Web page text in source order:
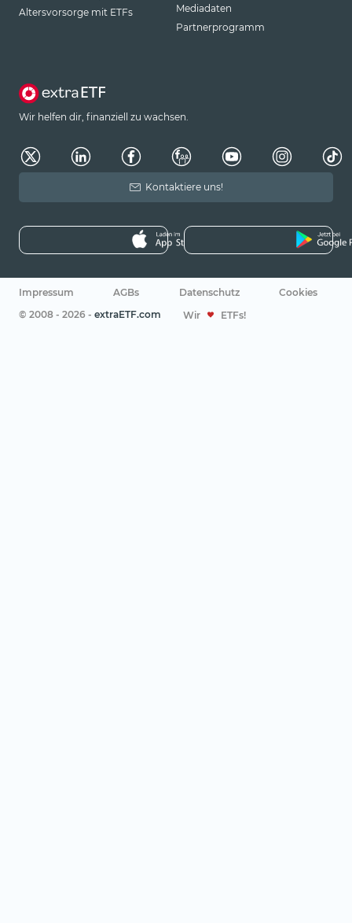
Altersvorsorge mit ETFs
Mediadaten
Partnerprogramm
Wir helfen dir, finanziell zu wachsen.
Kontaktiere uns!
Impressum AGBs Datenschutz
Cookies
© 2008 - 2026 - extraETF.com Wir ETFs!